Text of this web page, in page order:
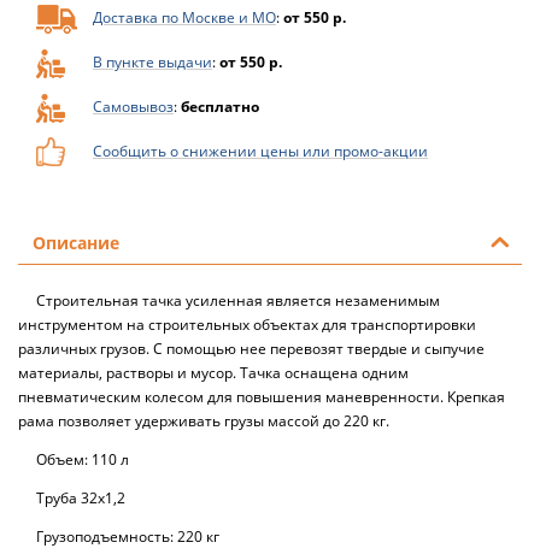
Доставка по Москве и МО:от 550 р.
В пункте выдачи:от 550 р.
Самовывоз:бесплатно
Сообщить о снижении цены или промо-акции
Описание
Строительная тачка усиленная является незаменимым
инструментом на строительных объектах для транспортировки
различных грузов. С помощью нее перевозят твердые и сыпучие
материалы, растворы и мусор. Тачка оснащена одним
пневматическим колесом для повышения маневренности. Крепкая
рама позволяет удерживать грузы массой до 220 кг.
Объем: 110 л
Труба 32х1,2
Грузоподъемность: 220 кг